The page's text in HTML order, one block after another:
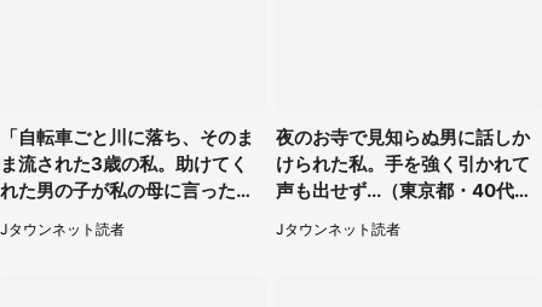
「自転車ごと川に落ち、そのま
ま流された3歳の私。助けてく
れた男の子が私の母に言ったの
は...」（千葉県・20代女性）
Jタウンネット読者
夜のお寺で見知らぬ男に話しか
けられた私。手を強く引かれて
声も出せず...（東京都・40代女
Jタウンネット読者